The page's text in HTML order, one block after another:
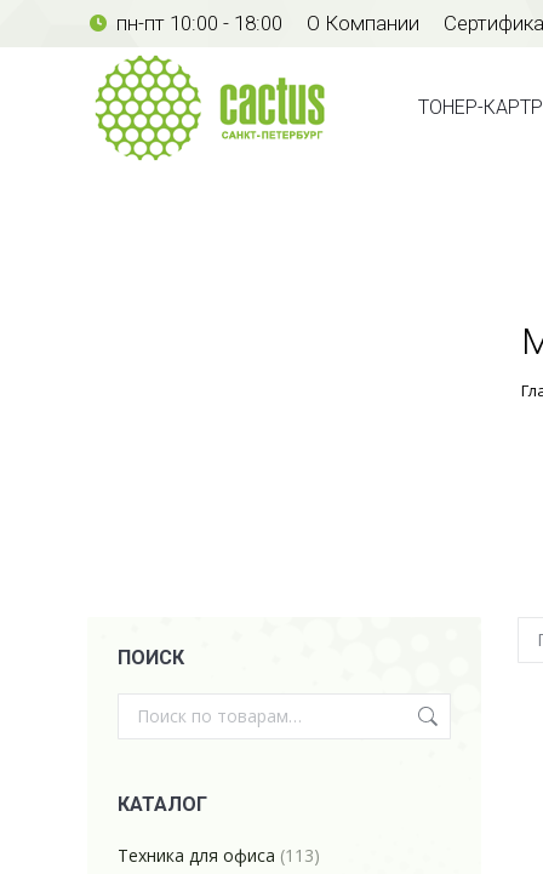
пн-пт 10:00 - 18:00 О Компании
ТОНЕР-
ПОИСК
КАТАЛОГ
Техника для офиса (113)